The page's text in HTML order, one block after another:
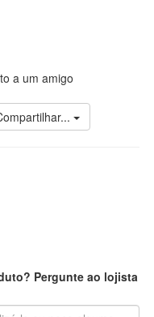
a um amigo
Pergunte ao lojista